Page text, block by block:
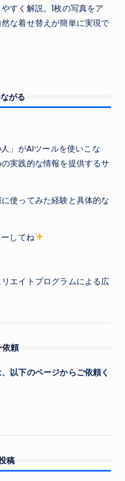
すく解説。1枚の写真をア
な着せ替えが簡単に実現で
がる
」がAIツールを使いこな
実践的な情報を提供するサ
使ってみた経験と具体的な
してね
エイトプログラムによる広
依頼
以下のページからご依頼く
稿